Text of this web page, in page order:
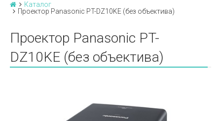
Каталог
Проектор Panasonic PT-DZ10KE (без объектива)
Проектор Panasonic PT-
DZ10KE (без объектива)